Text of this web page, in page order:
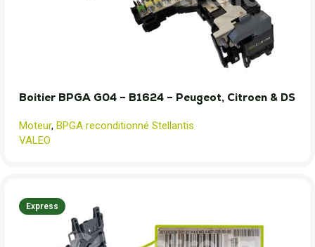
Boitier BPGA G04 – B1624 – Peugeot, Citroen & DS
Moteur, BPGA reconditionné Stellantis
VALEO
Express